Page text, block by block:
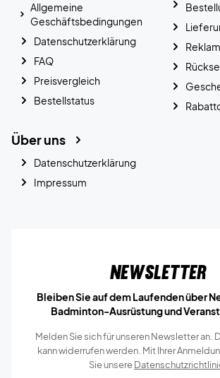
Allgemeine
Geschäftsbedingungen
Datenschutzerklärung
FAQ
Preisvergleich
Bestellstatus
Über uns
Datenschutzerklärung
Impressum
Newsletter
Bleiben Sie auf dem Laufenden über
Badminton-Ausrüstung und
Melden Sie sich für unseren Newsletter an.
kann widerrufen werden. Mit Ihrer
Sie unsere